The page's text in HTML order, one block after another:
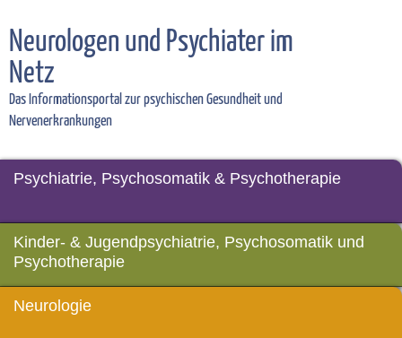
Neurologen und Psychiater im
Netz
Das Informationsportal zur psychischen Gesundheit und
Nervenerkrankungen
Psychiatrie, Psychosomatik & Psychotherapie
Kinder- & Jugendpsychiatrie, Psychosomatik und
Psychotherapie
Neurologie